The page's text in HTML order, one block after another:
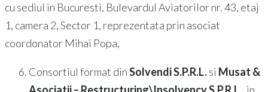
cu sediul in Bucuresti, Bulevardul Aviatorilor nr. 43, etaj
1, camera 2, Sector 1, reprezentata prin asociat
coordonator Mihai Popa,
Consortiul format dinSolvendi S.P.R.L.si Musat &